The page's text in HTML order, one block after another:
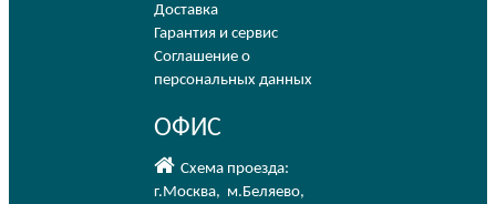
Доставка
Гарантия и сервис
Соглашение о
персональных данных
ОФИС
Схема проезда:
г.Москва, м.Беляево,